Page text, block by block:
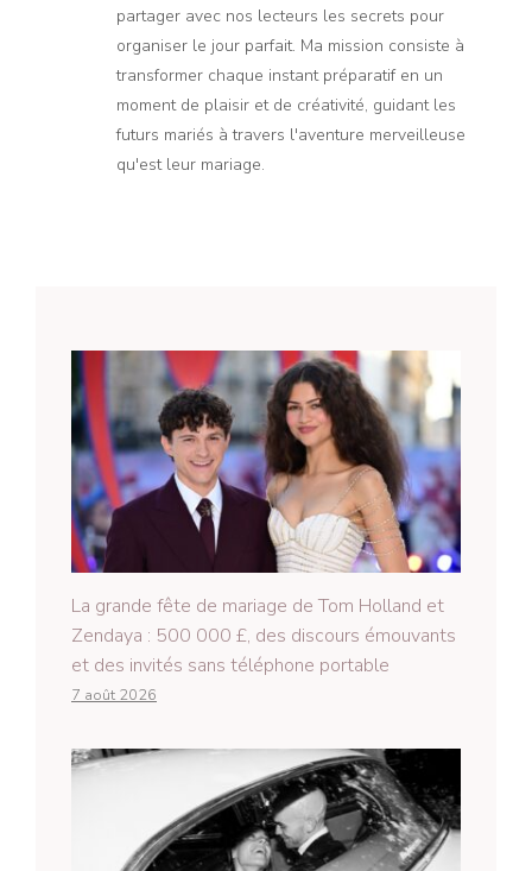
partager avec nos lecteurs les secrets pour
organiser le jour parfait. Ma mission consiste à
transformer chaque instant préparatif en un
moment de plaisir et de créativité, guidant les
futurs mariés à travers l'aventure merveilleuse
qu'est leur mariage.
La grande fête de mariage de Tom Holland et
Zendaya : 500 000 £, des discours émouvants
et des invités sans téléphone portable
7 août 2026